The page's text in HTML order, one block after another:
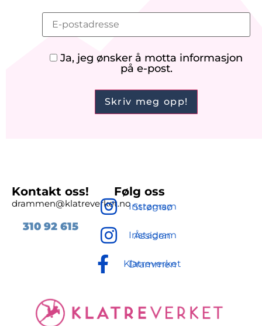
Ja, jeg ønsker å motta informasjon
på e-post.
Kontakt oss!
drammen@klatreverket.no
310 92615
Følg oss
Instagram Strømsø
Instagram Åssiden
Klatreverket Drammen